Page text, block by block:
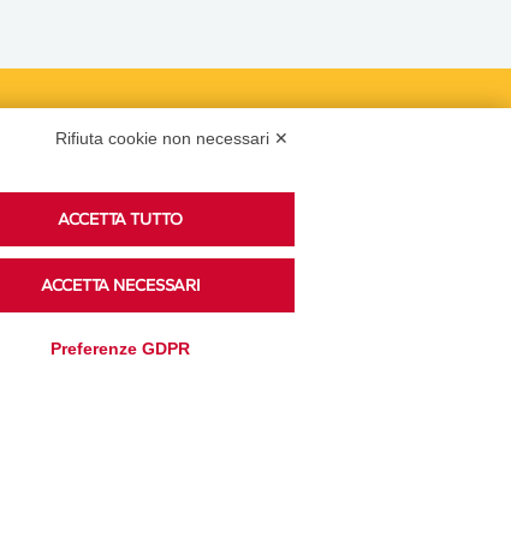
Podcast
Ascolta i podcast di approfondimento di Legacoop
su Spreaker.
Rifiuta cookie non necessari ✕
ACCETTA TUTTO
ACCETTA NECESSARI
Preferenze GDPR